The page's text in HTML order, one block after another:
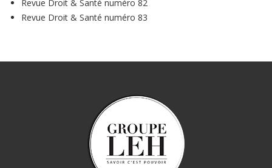
Revue Droit & Santé numéro 82
Revue Droit & Santé numéro 83